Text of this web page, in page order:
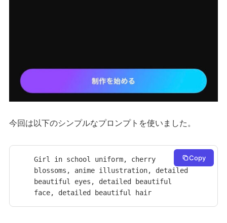
今回は以下のシンプルなプロンプトを使いました。
Girl in school uniform, cherry
blossoms, anime illustration, detailed
beautiful eyes, detailed beautiful
face, detailed beautiful hair
Copy